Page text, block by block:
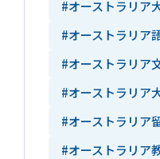
#オーストラリア
#オーストラリア
#オーストラリア
#オーストラリア
#オーストラリア
#オーストラリア